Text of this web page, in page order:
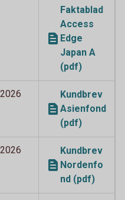
Faktablad
Access
Edge
Japan A
(pdf)
Kundbrev
Asienfond
(pdf)
Kundbrev
Nordenfo
nd (pdf)